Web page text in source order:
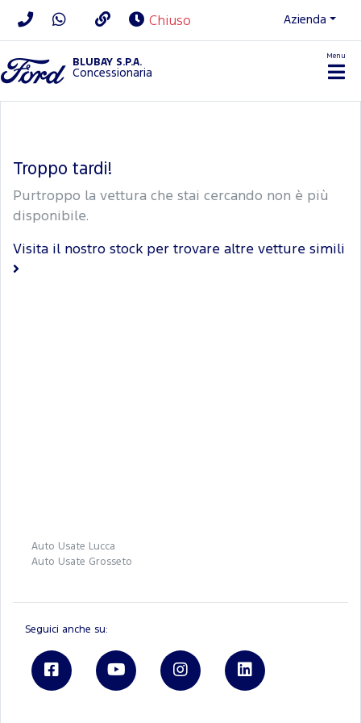
Chiuso Azienda
BLUBAY S.P.A.
Concessionaria
Menu
Troppo tardi!
Purtroppo la vettura che stai cercando non è più
disponibile.
Visita il nostro stock per trovare altre vetture simili
Auto Usate Lucca
Auto Usate Grosseto
Seguici anche su: